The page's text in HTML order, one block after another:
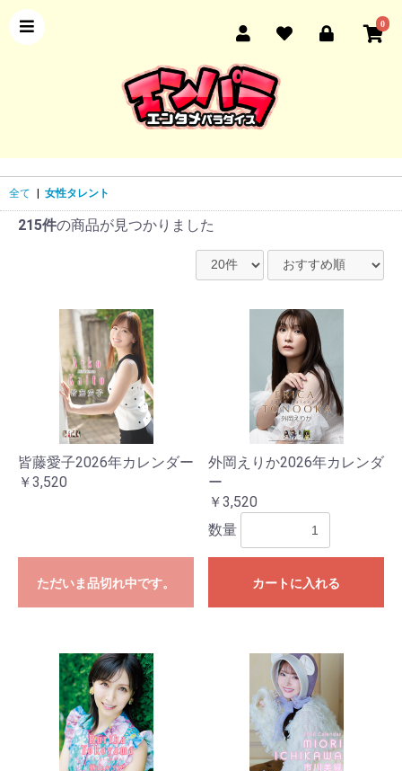
0
全て | 女性タレント
215件の商品が見つかりました
皆藤愛子2026年カレンダー
￥3,520
ただいま品切れ中です。
外岡えりか2026年カレンダ
ー
￥3,520
数量
カートに入れる